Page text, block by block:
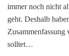
immer noch nicht
geht. Deshalb
Zusammenfassung
solltet…